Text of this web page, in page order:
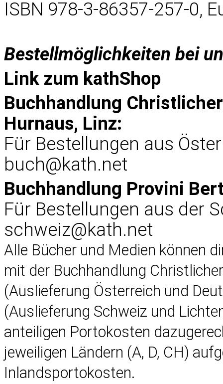
ISBN 978-3-86357-257-0,
Bestellmöglichkeiten bei
Link zum kathShop
Buchhandlung
Hurnaus, Linz:
Für Bestellungen aus
buch@kath.net
Buchhandlung Provini
Für Bestellungen aus der
schweiz@kath.net
Alle Bücher und Medien können
mit der Buchhandlung
(Auslieferung Österreich und
(Auslieferung Schweiz und
anteiligen Portokosten
jeweiligen Ländern (A, D, CH)
Inlandsportokosten.